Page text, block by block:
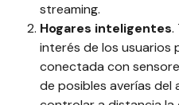
streaming.
Hogares inteligentes.
interés de los usuarios
conectada con
de posibles averías